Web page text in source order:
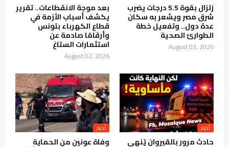
زلزال بقوة 5.5 درجات يضرب
شرق مصر ويشعر به سكان
عدة دول.. وتفعيل خطة
الطوارئ الصحية
August 03, 2026
بعد موجة الانقطاعات.. تقرير
يكشف أسباب الأزمة في
قطاع الكهرباء بتونس
وأرقامًا صادمة عن
استثمارات الستاغ
August 02, 2026
أخبار
حادث مرور بالقيروان يُنهي
أخبار
وفاة عونين من الحماية